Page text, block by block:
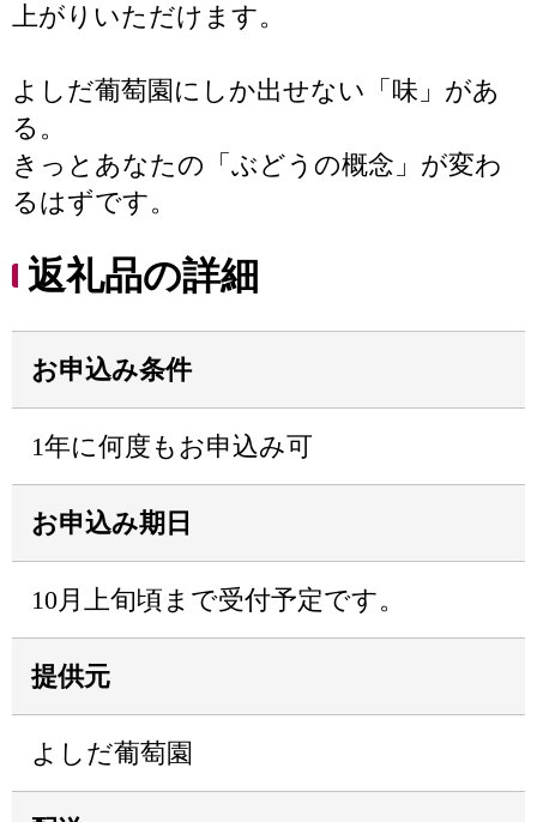
上がりいただけます。
よしだ葡萄園にしか出せない「味」があ
る。
きっとあなたの「ぶどうの概念」が変わ
るはずです。
返礼品の詳細
お申込み条件
1年に何度もお申込み可
お申込み期日
10月上旬頃まで受付予定です。
提供元
よしだ葡萄園